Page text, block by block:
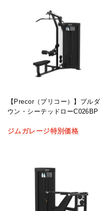
【Precor（プリコー）】プルダ
ウン・シーテッドローC026BP
ジムガレージ特別価格